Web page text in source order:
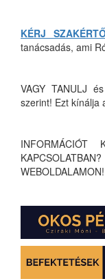
KÉRJ
tanácsadás, ami
VAGY TANULJ
szerint! Ezt kínálja
INFORMÁCIÓT
WEBOLDALAMON!